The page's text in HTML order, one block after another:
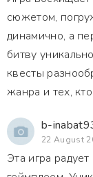
сюжетом,
динамично, а
битву
квесты
жанра и тех,
b-
22 August
Эта игра